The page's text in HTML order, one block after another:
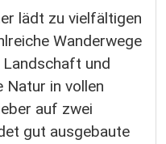
lädt zu vielfältigen
Wanderwege
Landschaft und
Natur in vollen
auf zwei
gut ausgebaute